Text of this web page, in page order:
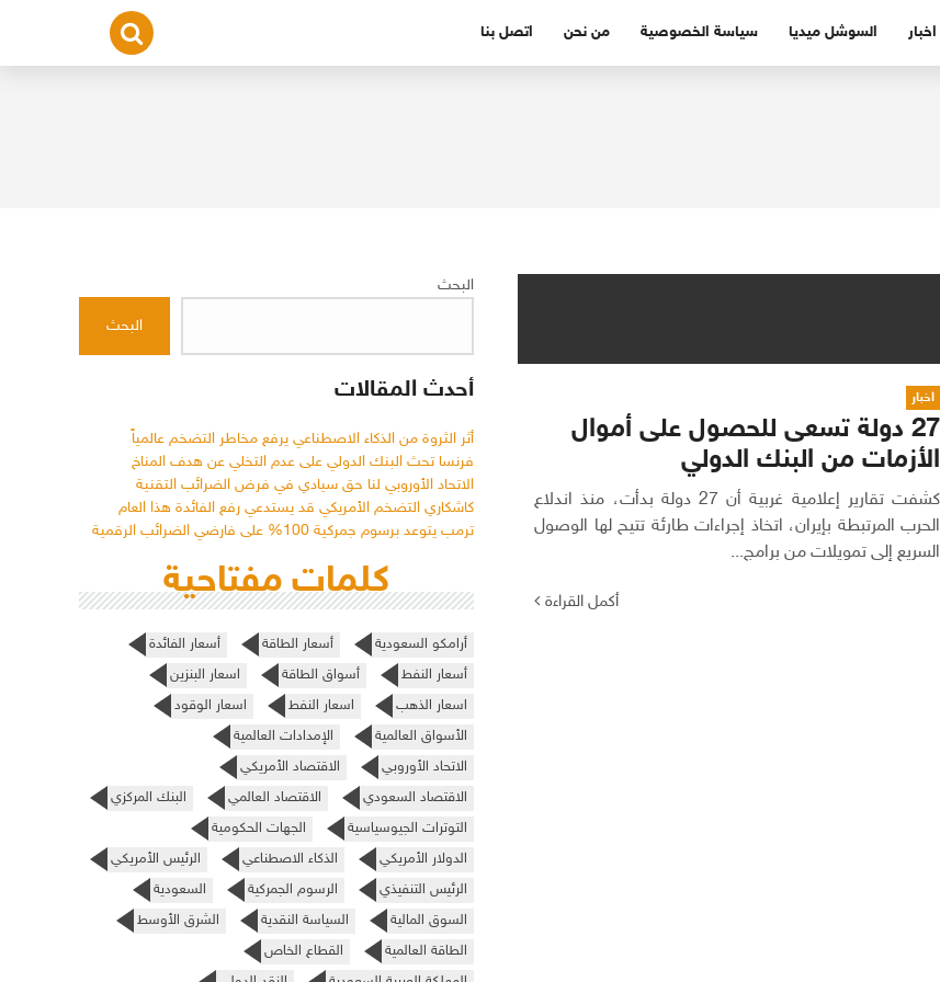
اخبار السوشل ميديا سياسة الخصوصية من نحن اتصل بنا
اخبار
27 دولة تسعى للحصول على أموال
الأزمات من البنك الدولي
كشفت تقارير إعلامية غربية أن 27 دولة بدأت، منذ اندلاع
الحرب المرتبطة بإيران، اتخاذ إجراءات طارئة تتيح لها الوصول
السريع إلى تمويلات من برامج...
أكمل القراءة
البحث
البحث
أحدث المقالات
أثر الثروة من الذكاء الاصطناعي يرفع مخاطر التضخم عالمياً
فرنسا تحث البنك الدولي على عدم التخلي عن هدف المناخ
الاتحاد الأوروبي لنا حق سيادي في فرض الضرائب التقنية
كاشكاري التضخم الأمريكي قد يستدعي رفع الفائدة هذا العام
ترمب يتوعد برسوم جمركية 100% على فارضي الضرائب الرقمية
كلمات مفتاحية
أرامكو السعودية أسعار الطاقة
أسعار الفائدة
أسعار النفط
أسواق الطاقة
اسعار البنزين
اسعار الذهب
اسعار النفط
اسعار الوقود
الأسواق العالمية
الإمدادات العالمية
الاتحاد الأوروبي
الاقتصاد الأمريكي
الاقتصاد السعودي
الاقتصاد العالمي
البنك المركزي
التوترات الجيوسياسية
الجهات الحكومية
الدولار الأمريكي
الذكاء الاصطناعي
الرئيس الأمريكي
الرئيس التنفيذي
الرسوم الجمركية
السعودية
السوق المالية
السياسة النقدية
الشرق الأوسط
الطاقة العالمية
القطاع الخاص